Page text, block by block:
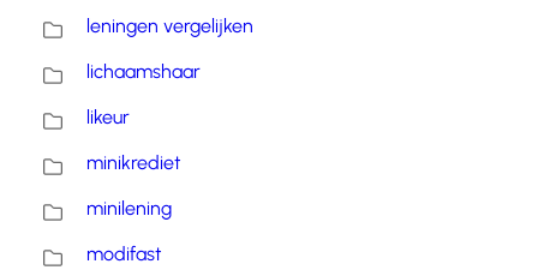
leningen vergelijken
lichaamshaar
likeur
minikrediet
minilening
modifast